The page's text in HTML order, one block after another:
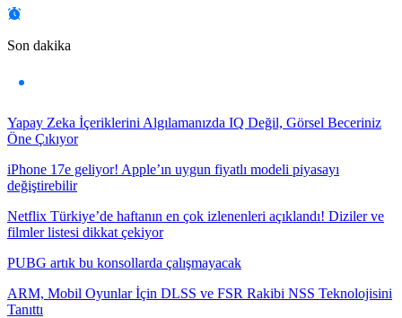
Son dakika
Yapay Zeka İçeriklerini Algılamanızda IQ Değil, Görsel Beceriniz
Öne Çıkıyor
iPhone 17e geliyor! Apple’ın uygun fiyatlı modeli piyasayı
değiştirebilir
Netflix Türkiye’de haftanın en çok izlenenleri açıklandı! Diziler ve
filmler listesi dikkat çekiyor
PUBG artık bu konsollarda çalışmayacak
ARM, Mobil Oyunlar İçin DLSS ve FSR Rakibi NSS Teknolojisini
Tanıttı